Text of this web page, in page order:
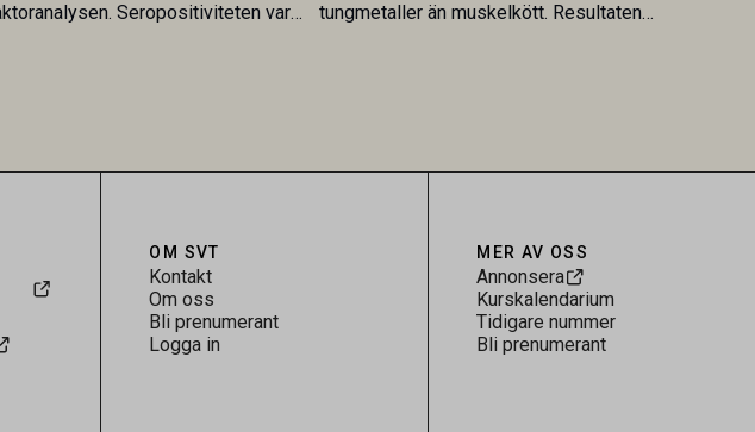
Seropositiviteten var
tungmetaller än muskelkött. Resultaten
OM SVT
Kontakt
Om oss
Bli prenumerant
Logga in
MER AV OSS
Annonsera
Kurskalendarium
Tidigare nummer
Bli prenumerant